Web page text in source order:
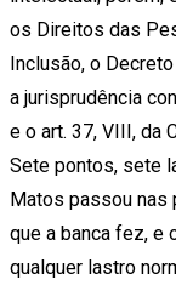
os Direitos das
Inclusão, o
a jurisprudência
e o art. 37, VIII, da
Sete pontos, sete
Matos passou nas
que a banca fez, e
qualquer lastro